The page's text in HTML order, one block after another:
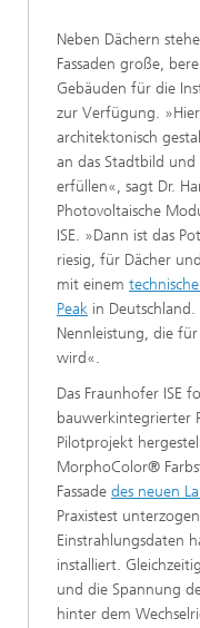
Neben Dächern
Fassaden große,
Gebäuden für die
zur Verfügung.
architektonisch
an das Stadtbild
erfüllen«, sagt Dr.
Photovoltaische
ISE. »Dann ist das
riesig, für Dächer
mit einem
Peak in
Nennleistung, die
wird«.
Das Fraunhofer ISE
bauwerkintegrierter
Pilotprojekt
MorphoColor®
Fassade des neuen
Praxistest
Einstrahlungsdaten
installiert.
und die Spannung
hinter dem